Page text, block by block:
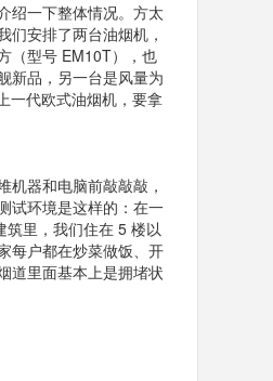
绍一下整体情况。方太
们安排了两台油烟机，
（型号 EM10T），也
新品，另一台是风量为
一代欧式油烟机，要拿
机器和电脑前敲敲敲，
试环境是这样的：在一
筑里，我们住在 5 楼以
每户都在炒菜做饭、开
道里面基本上是拥堵状